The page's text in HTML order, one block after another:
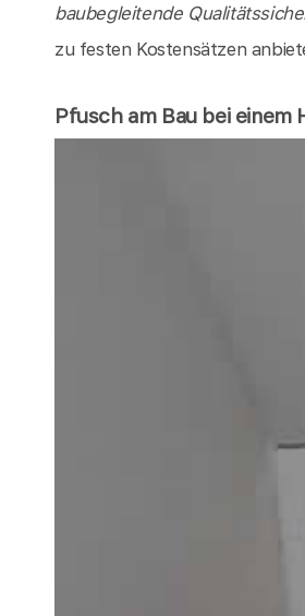
baubegleitende
zu festen Kostensätzen
Pfusch am Bau bei einem